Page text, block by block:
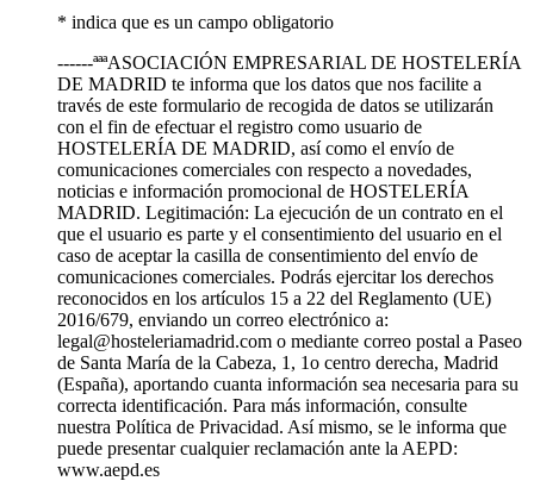
* indica que es un campo obligatorio
------ªªªASOCIACIÓN EMPRESARIAL DE HOSTELERÍA
DE MADRID te informa que los datos que nos facilite a
través de este formulario de recogida de datos se utilizarán
con el fin de efectuar el registro como usuario de
HOSTELERÍA DE MADRID, así como el envío de
comunicaciones comerciales con respecto a novedades,
noticias e información promocional de HOSTELERÍA
MADRID. Legitimación: La ejecución de un contrato en el
que el usuario es parte y el consentimiento del usuario en el
caso de aceptar la casilla de consentimiento del envío de
comunicaciones comerciales. Podrás ejercitar los derechos
reconocidos en los artículos 15 a 22 del Reglamento (UE)
2016/679, enviando un correo electrónico a:
legal@hosteleriamadrid.com o mediante correo postal a Paseo
de Santa María de la Cabeza, 1, 1o centro derecha, Madrid
(España), aportando cuanta información sea necesaria para su
correcta identificación. Para más información, consulte
nuestra Política de Privacidad. Así mismo, se le informa que
puede presentar cualquier reclamación ante la AEPD:
www.aepd.es